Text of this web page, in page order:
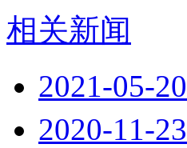
相关新闻
2021-05-20
2020-11-23